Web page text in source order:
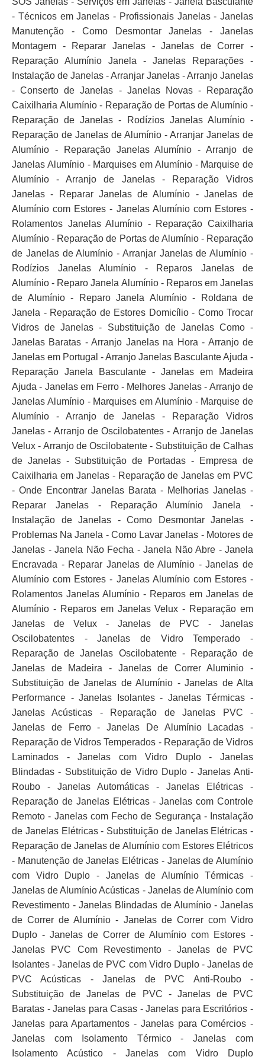
- Técnicos em Janelas - Profissionais Janelas - Janelas
Manutenção - Como Desmontar Janelas - Janelas
Montagem - Reparar Janelas - Janelas de Correr -
Reparação Alumínio Janela - Janelas Reparações -
Instalação de Janelas - Arranjar Janelas - Arranjo Janelas
- Conserto de Janelas - Janelas Novas - Reparação
Caixilharia Alumínio - Reparação de Portas de Alumínio -
Reparação de Janelas - Rodízios Janelas Alumínio -
Reparação de Janelas de Alumínio - Arranjar Janelas de
Alumínio - Reparação Janelas Alumínio - Arranjo de
Janelas Alumínio - Marquises em Alumínio - Marquise de
Alumínio - Arranjo de Janelas - Reparação Vidros
Janelas - Reparar Janelas de Alumínio - Janelas de
Alumínio com Estores - Janelas Alumínio com Estores -
Rolamentos Janelas Alumínio - Reparação Caixilharia
Alumínio - Reparação de Portas de Alumínio - Reparação
de Janelas de Alumínio - Arranjar Janelas de Alumínio -
Rodízios Janelas Alumínio - Reparos Janelas de
Alumínio - Reparo Janela Alumínio - Reparos em Janelas
de Alumínio - Reparo Janela Alumínio - Roldana de
Janela - Reparação de Estores Domicílio - Como Trocar
Vidros de Janelas - Substituição de Janelas Como -
Janelas Baratas - Arranjo Janelas na Hora - Arranjo de
Janelas em Portugal - Arranjo Janelas Basculante Ajuda -
Reparação Janela Basculante - Janelas em Madeira
Ajuda - Janelas em Ferro - Melhores Janelas - Arranjo de
Janelas Alumínio - Marquises em Alumínio - Marquise de
Alumínio - Arranjo de Janelas - Reparação Vidros
Janelas - Arranjo de Oscilobatentes - Arranjo de Janelas
Velux - Arranjo de Oscilobatente - Substituição de Calhas
de Janelas - Substituição de Portadas - Empresa de
Caixilharia em Janelas - Reparação de Janelas em PVC
- Onde Encontrar Janelas Barata - Melhorias Janelas -
Reparar Janelas - Reparação Alumínio Janela -
Instalação de Janelas - Como Desmontar Janelas -
Problemas Na Janela - Como Lavar Janelas - Motores de
Janelas - Janela Não Fecha - Janela Não Abre - Janela
Encravada - Reparar Janelas de Alumínio - Janelas de
Alumínio com Estores - Janelas Alumínio com Estores -
Rolamentos Janelas Alumínio - Reparos em Janelas de
Alumínio - Reparos em Janelas Velux - Reparação em
Janelas de Velux - Janelas de PVC - Janelas
Oscilobatentes - Janelas de Vidro Temperado -
Reparação de Janelas Oscilobatente - Reparação de
Janelas de Madeira - Janelas de Correr Aluminio -
Substituição de Janelas de Alumínio - Janelas de Alta
Performance - Janelas Isolantes - Janelas Térmicas -
Janelas Acústicas - Reparação de Janelas PVC -
Janelas de Ferro - Janelas De Alumínio Lacadas -
Reparação de Vidros Temperados - Reparação de Vidros
Laminados - Janelas com Vidro Duplo - Janelas
Blindadas - Substituição de Vidro Duplo - Janelas Anti-
Roubo - Janelas Automáticas - Janelas Elétricas -
Reparação de Janelas Elétricas - Janelas com Controle
Remoto - Janelas com Fecho de Segurança - Instalação
de Janelas Elétricas - Substituição de Janelas Elétricas -
Reparação de Janelas de Alumínio com Estores Elétricos
- Manutenção de Janelas Elétricas - Janelas de Alumínio
com Vidro Duplo - Janelas de Alumínio Térmicas -
Janelas de Alumínio Acústicas - Janelas de Alumínio com
Revestimento - Janelas Blindadas de Alumínio - Janelas
de Correr de Alumínio - Janelas de Correr com Vidro
Duplo - Janelas de Correr de Alumínio com Estores -
Janelas PVC Com Revestimento - Janelas de PVC
Isolantes - Janelas de PVC com Vidro Duplo - Janelas de
PVC Acústicas - Janelas de PVC Anti-Roubo -
Substituição de Janelas de PVC - Janelas de PVC
Baratas - Janelas para Casas - Janelas para Escritórios -
Janelas para Apartamentos - Janelas para Comércios -
Janelas com Isolamento Térmico - Janelas com
Isolamento Acústico - Janelas com Vidro Duplo